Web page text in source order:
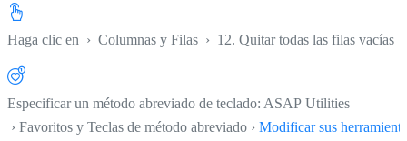
Haga clic en › Columnas y Filas › 12. Quitar todas las filas vacías
Especificar un método abreviado de teclado: ASAP Utilities
› Favoritos y Teclas de método abreviado › Modificar sus